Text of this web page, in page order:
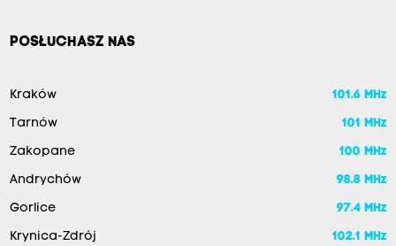
POSŁUCHASZ NAS
Kraków 101.6 MHz
Tarnów 101 MHz
Zakopane 100 MHz
Andrychów 98.8 MHz
Gorlice 97.4 MHz
Krynica-Zdrój 102.1 MHz